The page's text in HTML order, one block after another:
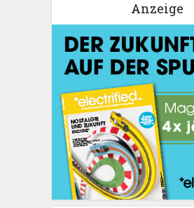
Anzeige